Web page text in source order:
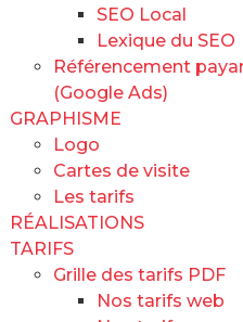
SEO Local
Lexique du SEO
Référencement
(Google Ads)
GRAPHISME
Logo
Cartes de visite
Les tarifs
RÉALISATIONS
TARIFS
Grille des tarifs PDF
Nos tarifs web